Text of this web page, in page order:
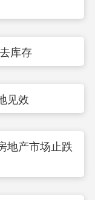
库存
见效
地产市场止跌